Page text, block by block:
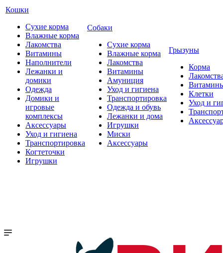
Кошки
Сухие корма
Влажные корма
Лакомства
Витамины
Наполнители
Лежанки и
домики
Одежда
Домики и
игровые
комплексы
Аксессуары
Уход и гигиена
Транспортировка
Когтеточки
Игрушки
Собаки
Сухие корма
Влажные корма
Лакомства
Витамины
Амуниция
Уход и гигиена
Транспортировка
Одежда и обувь
Лежанки и дома
Игрушки
Миски
Аксессуары
Грызуны
Корма
Клетки
Уход и